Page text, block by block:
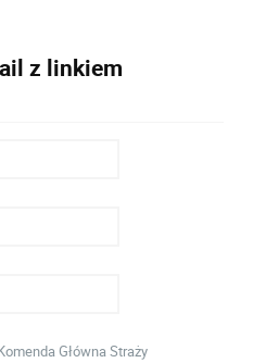
z linkiem
Główna Straży